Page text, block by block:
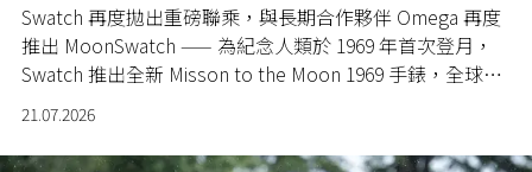
Swatch 再度拋出重磅聯乘，與長期合作夥伴 Omega 再度
推出 MoonSwatch —— 為紀念人類於 1969 年首次登月，
Swatch 推出全新 Misson to the Moon 1969 手錶，全球限
21.07.2026